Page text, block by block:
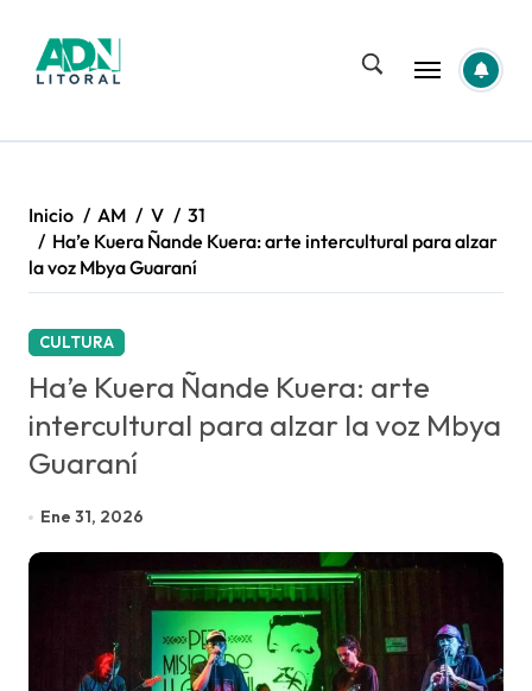
contenido
Inicio AM V
31
Ha’e Kuera Ñande Kuera: arte intercultural para alzar
la voz Mbya Guaraní
CULTURA
Ha’e Kuera Ñande Kuera: arte
intercultural para alzar la voz Mbya
Guaraní
Ene 31, 2026